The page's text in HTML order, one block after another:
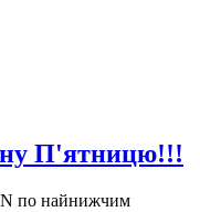
П'ятницю!!!
по найнижчим